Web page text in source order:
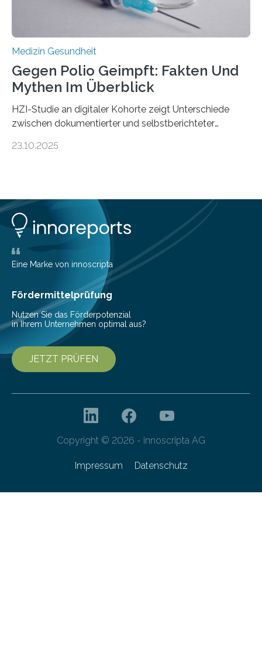
Medizin Gesundheit
Gegen Polio Geimpft: Fakten Und
Mythen Im Überblick
HZI-Studie an digitaler Kohorte zeigt Unterschiede
zwischen dokumentierter und selbstberichteter
Kinderlähmung, ist eine ansteckende Krankheit, die
nur noch in zwei Ländern endemisch. Bis das Virus
weltweit ausgerottet ist, ist aber auch in Deutschland
ein Impfschutz wichtig, da das Virus jederzeit wieder
eingeschleppt werden könnte. Epidemiolog:innen des
Helmholtz-Zentrums für Infektionsforschung (HZI)
haben nun gezeigt, dass viele…
23.10.2025
Eine Marke von innoscripta
Fördermittelprüfung
Nutzen Sie das Förderpotenzial
in Ihrem Unternehmen optimal aus?
JETZT PRÜFEN
Copyright © 2026 - innoscripta AG
Impressum Datenschutz